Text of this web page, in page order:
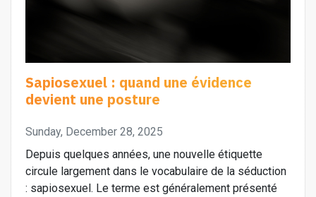
Sapiosexuel : quand une évidence
devient une posture
Sunday, December 28, 2025
Depuis quelques années, une nouvelle étiquette
circule largement dans le vocabulaire de la séduction
: sapiosexuel. Le terme est généralement présenté